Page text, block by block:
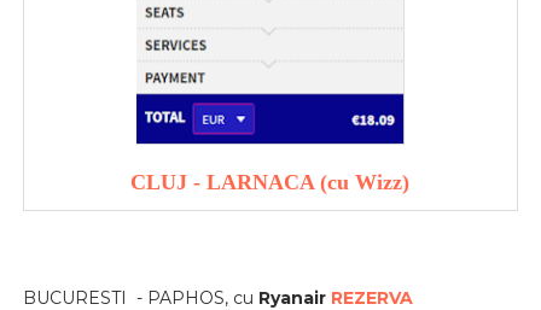
CLUJ - LARNACA (cu Wizz)
BUCURESTI - PAPHOS, cu Ryanair REZERVA